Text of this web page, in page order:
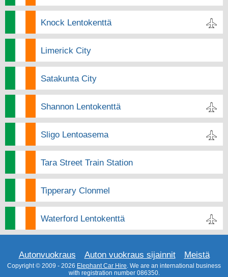
Knock Lentokenttä
Limerick City
Satakunta City
Shannon Lentokenttä
Sligo Lentoasema
Tara Street Train Station
Tipperary Clonmel
Waterford Lentokenttä
Autonvuokraus Auton vuokraus sijainnit Meistä
Copyright © 2009 - 2026 Elephant Car Hire . We are an international business
with registration number 086350.